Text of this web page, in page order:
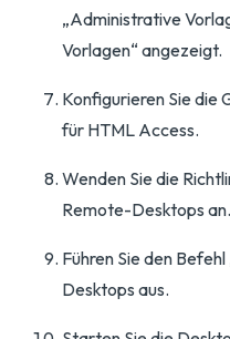
„Administrative
Vorlagen“ angezeigt.
Konfigurieren Sie die
für HTML Access.
Wenden Sie die
Remote-Desktops an.
Führen Sie den
Desktops aus.